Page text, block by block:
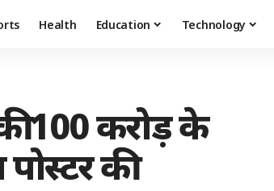
Health Education Technology
100 करोड़ के
की